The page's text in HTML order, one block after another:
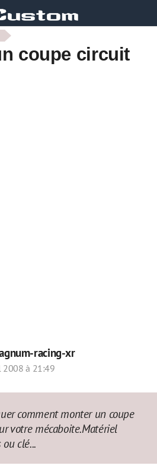
coupe circuit
racing-xr
2008 à 21:49
comment monter un coupe
votre mécaboite.Matériel
clé...